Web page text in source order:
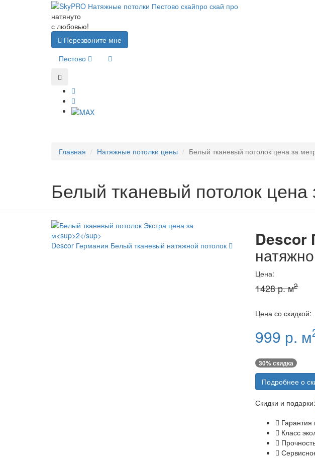
натянуто
с любовью!
Перезвоните мне
Пестово
Главная Натяжные потолки цены Белый тканевый потолок цена за
Белый тканевый потолок цена
Descor
Цена:
1428 р. м2
Цена со скидкой:
999 р. м
30% скидка
Подробнее о
Скидки и подарки:
Гарантия
Класс
Descor Германия Белый тканевый натяжной потолок